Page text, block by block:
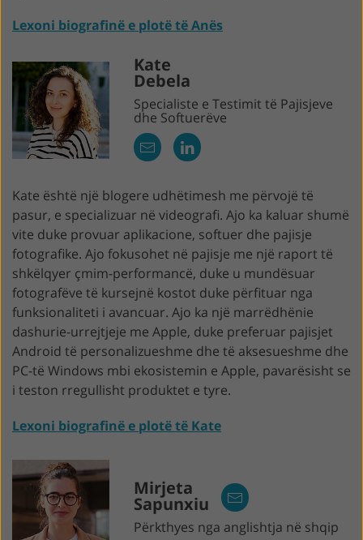
Lexoni biografinë e plotë të Anës
Kate
Debela
Specialiste e Testimit të Pajisjeve
dhe Softuerëve
Kate është një blogere udhëtimesh me përvojë të
pasur, e specializuar në videografi. Ajo ka kaluar shumë
vite duke provuar aplikacione, softuer dhe pajisje
fotografike. Ajo fokusohet në pajisje me një raport të
shkëlqyer çmim-performancë, duke u mundësuar
fotografëve të kursejnë kostot duke përfituar nga
funksionaliteti i avancuar. Ajo ka një marrëdhënie
dashurie-urrejtjeje me Apple, duke preferuar pajisjet
Android të personalizueshme dhe të aksesueshme dhe
PC-të Windows mbi ekosistemin e Apple, pavarësisht se
i teston rregullisht produktet e tyre.
Lexoni biografinë e plotë të Kate
Mirjeta
Sapunxiu
Përkthyes nga anglishtja në shqip